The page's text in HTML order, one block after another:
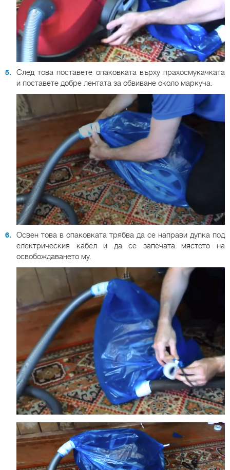
След това поставете опаковката върху прахосмукачката
и поставете добре лентата за обвиване около маркуча.
Освен това в опаковката трябва да се направи дупка под
електрическия кабел и да се запечата мястото на
освобождаването му.